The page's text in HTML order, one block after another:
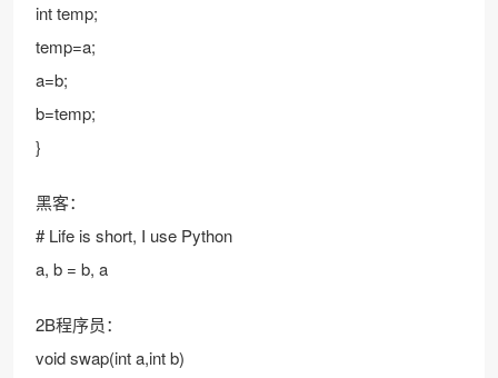
int temp;
temp=a;
a=b;
b=temp;
}
黑客：
# Life is short, I use Python
a, b = b, a
2B程序员：
void swap(int a,int b)